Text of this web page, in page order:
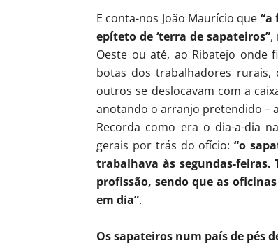
E conta-nos João Maurício que “a
epíteto de ‘terra de sapateiros”,
Oeste ou até, ao Ribatejo onde
botas dos trabalhadores rurais,
outros se deslocavam com a
anotando o arranjo pretendido –
Recorda como era o dia-a-dia
gerais por trás do ofício:“o
trabalhava às segundas-
profissão, sendo que as
em dia”.
Os sapateiros num país de pés